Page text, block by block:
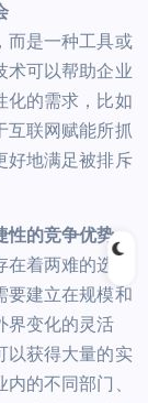
而是一种工具或
术可以帮助企业
化的需求，比如
互联网赋能所抓
好地满足被排斥
的竞争优势。
着两难的选择
要建立在规模和
界变化的灵活
以获得大量的实
的不同部门、